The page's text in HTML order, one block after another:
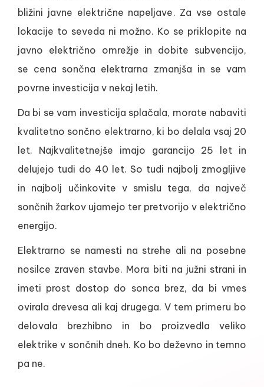
bližini javne električne napeljave. Za vse ostale
lokacije to seveda ni možno. Ko se priklopite na
javno električno omrežje in dobite subvencijo,
se cena sončna elektrarna zmanjša in se vam
povrne investicija v nekaj letih.
Da bi se vam investicija splačala, morate nabaviti
kvalitetno sončno elektrarno, ki bo delala vsaj 20
let. Najkvalitetnejše imajo garancijo 25 let in
delujejo tudi do 40 let. So tudi najbolj zmogljive
in najbolj učinkovite v smislu tega, da največ
sončnih žarkov ujamejo ter pretvorijo v električno
energijo.
Elektrarno se namesti na strehe ali na posebne
nosilce zraven stavbe. Mora biti na južni strani in
imeti prost dostop do sonca brez, da bi vmes
ovirala drevesa ali kaj drugega. V tem primeru bo
delovala brezhibno in bo proizvedla veliko
elektrike v sončnih dneh. Ko bo deževno in temno
pa ne.